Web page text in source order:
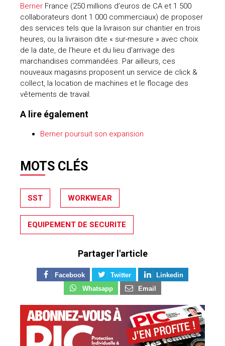
Berner France (250 millions d’euros de CA et 1 500
collaborateurs dont 1 000 commerciaux) de proposer
des services tels que la livraison sur chantier en trois
heures, ou la livraison dite « sur-mesure » avec choix
de la date, de l’heure et du lieu d’arrivage des
marchandises commandées. Par ailleurs, ces
nouveaux magasins proposent un service de click &
collect, la location de machines et le flocage des
vêtements de travail.
A lire également
Berner poursuit son expansion
MOTS CLÉS
SST WORKWEAR
EQUIPEMENT DE SECURITE
Partager l'article
Facebook Twitter
Linkedin
Whatsapp
Email